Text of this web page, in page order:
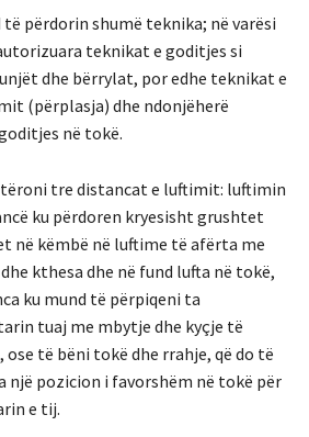
përdorin shumë teknika; në varësi
teknikat e goditjes si
dhe bërrylat, por edhe teknikat e
(përplasja) dhe ndonjëherë
në tokë.
tre distancat e luftimit: luftimin
ku përdoren kryesisht grushtet
në këmbë në luftime të afërta me
kthesa dhe në fund lufta në tokë,
ku mund të përpiqeni ta
tuaj me mbytje dhe kyçje të
ose të bëni tokë dhe rrahje, që do të
pozicion i favorshëm në tokë për
e tij.